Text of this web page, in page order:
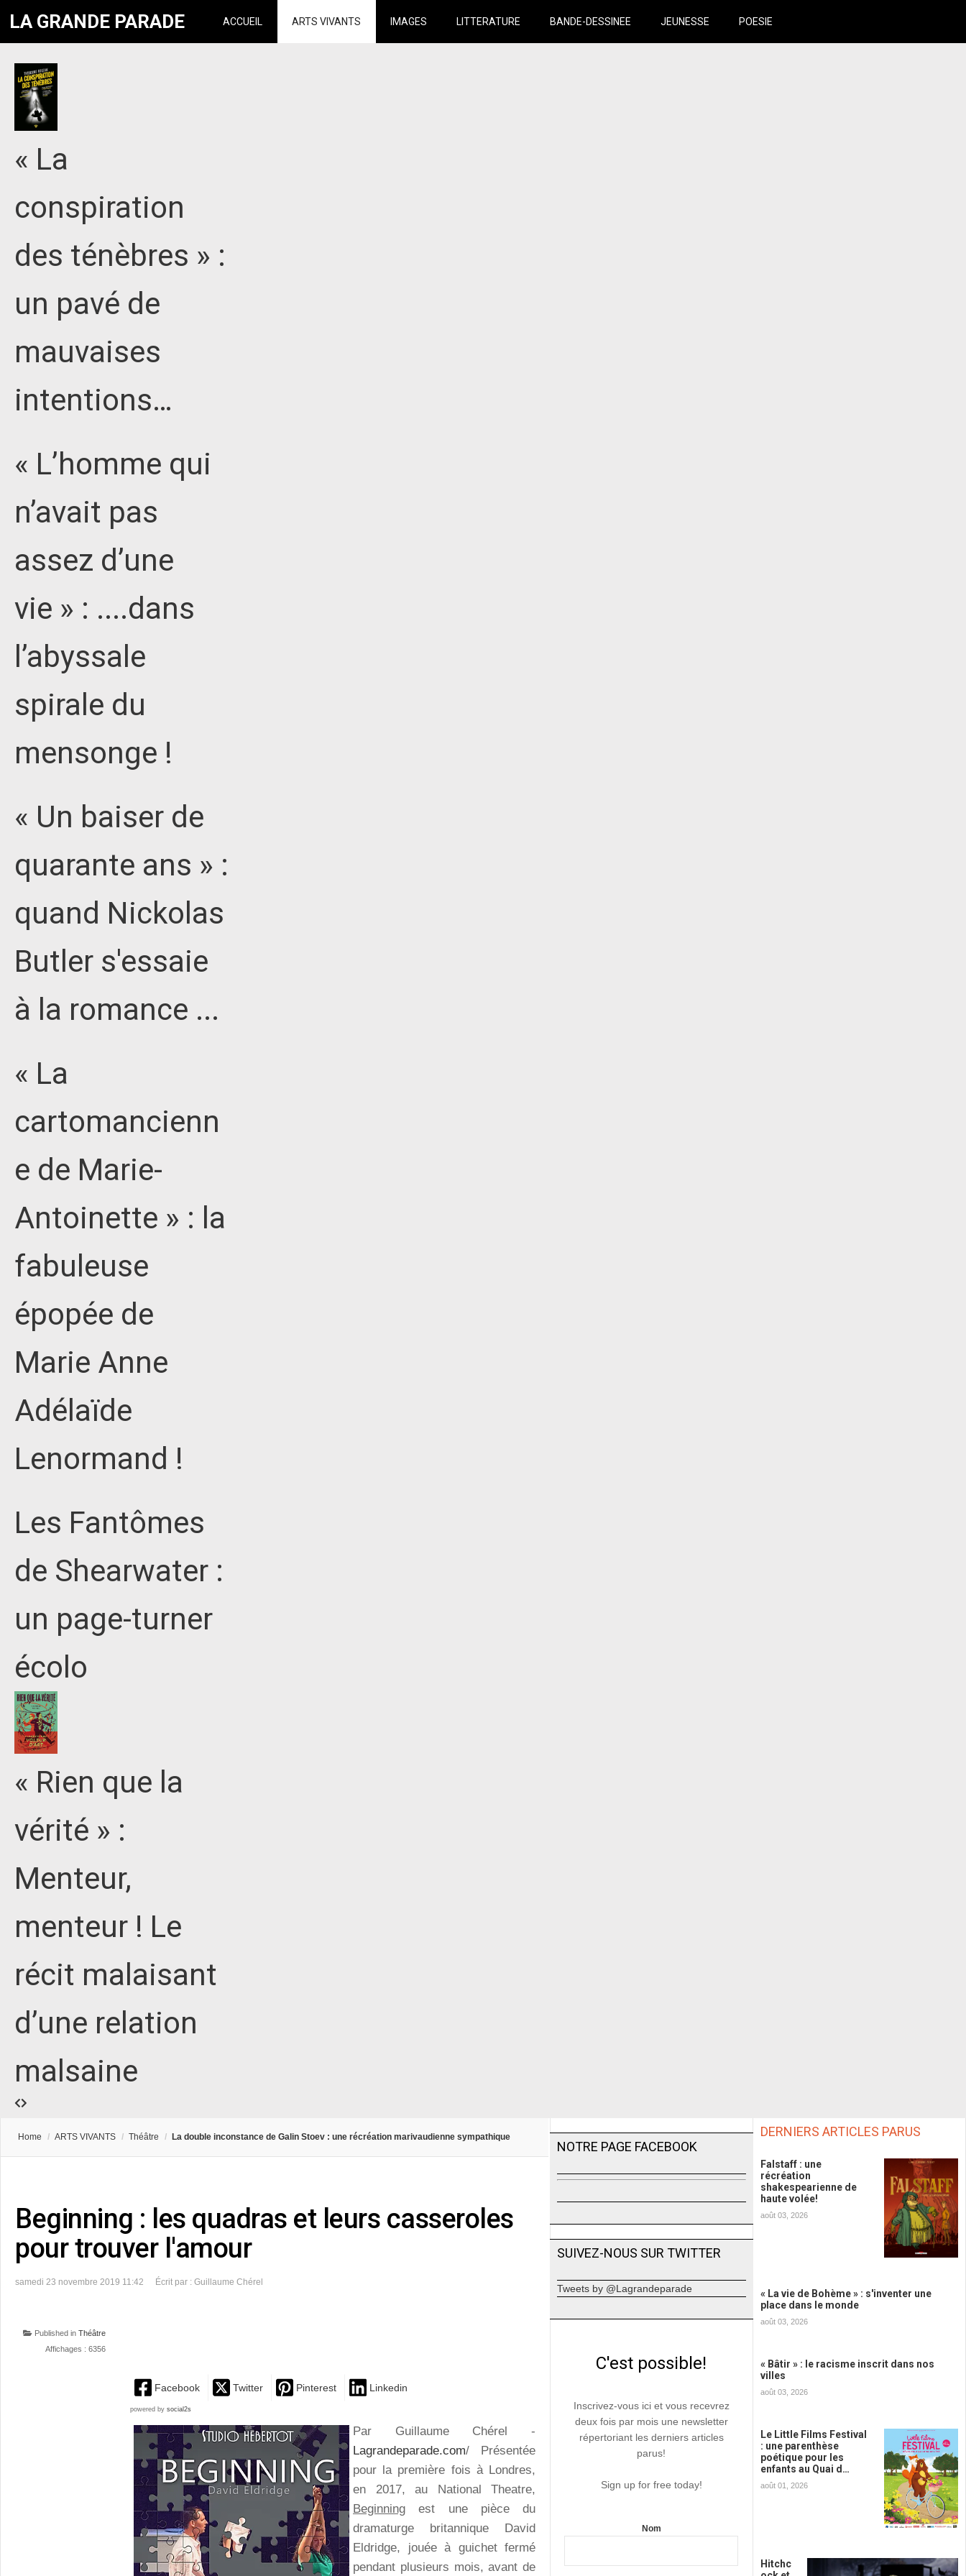
LA GRANDE PARADE ACCUEIL ARTS VIVANTS IMAGES LITTERATURE BANDE-DESSINEE JEUNESSE POESIE
« La
conspiration
des ténèbres » :
un pavé de
mauvaises
intentions…
« L’homme qui
n’avait pas
assez d’une
vie » : ....dans
l’abyssale
spirale du
mensonge !
« Un baiser de
quarante ans » :
quand Nickolas
Butler s'essaie
à la romance ...
« La
cartomancienn
e de Marie-
Antoinette » : la
fabuleuse
épopée de
Marie Anne
Adélaïde
Lenormand !
Les Fantômes
de Shearwater :
un page-turner
écolo
« Rien que la
vérité » :
Menteur,
menteur ! Le
récit malaisant
d’une relation
malsaine
Home / ARTS VIVANTS / Théâtre / La double inconstance de Galin Stoev : une récréation marivaudienne sympathique
Beginning : les quadras et leurs casseroles
pour trouver l'amour
samedi 23 novembre 2019 11:42 Écrit par : Guillaume Chérel
Published in Théâtre
Affichages : 6356
Facebook Twitter Pinterest Linkedin
powered by social2s
Par Guillaume Chérel -
Lagrandeparade.com/ Présentée
pour la première fois à Londres,
en 2017, au National Theatre,
Beginning est une pièce du
dramaturge britannique David
Eldridge, jouée à guichet fermé
pendant plusieurs mois, avant de
NOTRE PAGE FACEBOOK
SUIVEZ-NOUS SUR TWITTER
Tweets by @Lagrandeparade
C'est possible!
Inscrivez-vous ici et vous recevrez
deux fois par mois une newsletter
répertoriant les derniers articles
parus!
Sign up for free today!
Nom
DERNIERS ARTICLES PARUS
Falstaff : une
récréation
shakespearienne de
haute volée!
août 03, 2026
« La vie de Bohème » : s'inventer une
place dans le monde
août 03, 2026
« Bâtir » : le racisme inscrit dans nos
villes
août 03, 2026
Le Little Films Festival
: une parenthèse
poétique pour les
enfants au Quai d…
août 01, 2026
Hitchc